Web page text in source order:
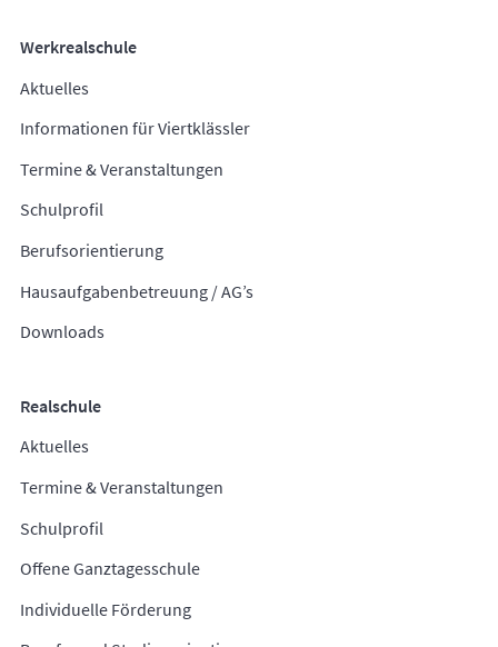
Werkrealschule
Aktuelles
Informationen für Viertklässler
Termine & Veranstaltungen
Schulprofil
Berufsorientierung
Hausaufgabenbetreuung / AG’s
Downloads
Realschule
Aktuelles
Termine & Veranstaltungen
Schulprofil
Offene Ganztagesschule
Individuelle Förderung